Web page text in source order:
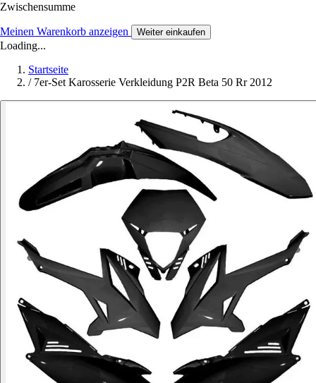
Zwischensumme
Meinen Warenkorb anzeigen Weiter einkaufen
Loading...
Startseite
/ 7er-Set Karosserie Verkleidung P2R Beta 50 Rr 2012